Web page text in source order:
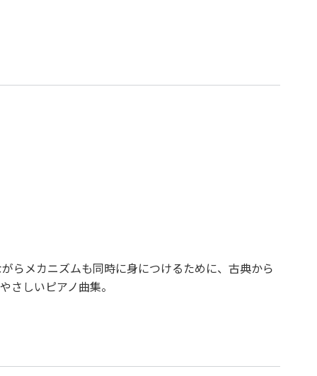
らメカニズムも同時に身につけるために、古典から
さしいピアノ曲集。